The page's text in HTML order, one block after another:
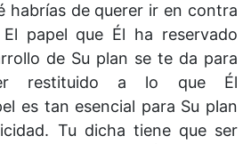
habrías de querer ir en contra
papel que Él ha reservado
de Su plan se te da para
restituido a lo que Él
es tan esencial para Su plan
Tu dicha tiene que ser